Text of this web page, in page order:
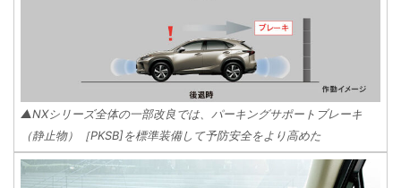
▲NXシリーズ全体の一部改良では、パーキングサポートブレーキ
（静止物）［PKSB]を標準装備して予防安全をより高めた